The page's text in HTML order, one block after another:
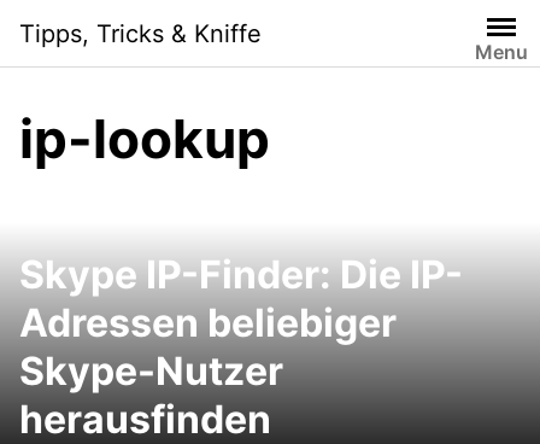
content
Tipps, Tricks & Kniffe
Menu
ip-lookup
Skype IP-Finder: Die IP-
Adressen beliebiger
Skype-Nutzer
herausfinden